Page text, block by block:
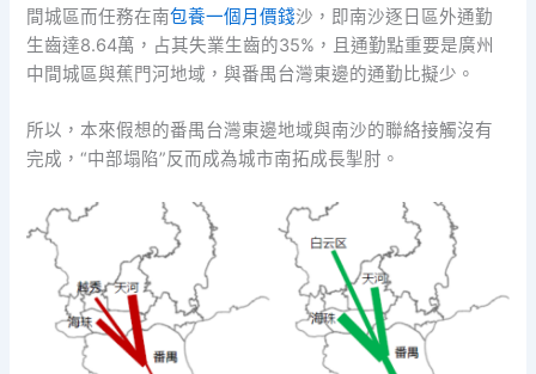
間城區而任務在南包養一個月價錢沙，即南沙逐日區外通勤
生齒達8.64萬，占其失業生齒的35%，且通勤點重要是廣州
中間城區與蕉門河地域，與番禺台灣東邊的通勤比擬少。
所以，本來假想的番禺台灣東邊地域與南沙的聯絡接觸沒有
完成，“中部塌陷”反而成為城市南拓成長掣肘。